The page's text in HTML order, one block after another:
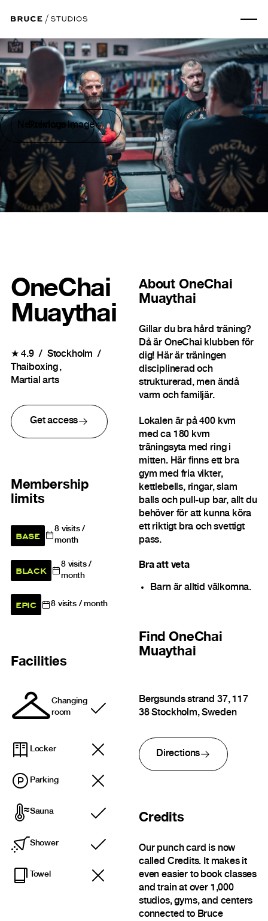
Previous image
Next image
OneChai
Muaythai
★4.9
Stockholm
Thaiboxing
Martial arts
Get access
Membership
limits
BASE 8visits /
month
BLACK 8visits /
month
EPIC 8visits / month
Facilities
Changing
room
Included
Locker
Parking
Sauna
Included
Shower
Included
Towel
About OneChai
Muaythai
Gillar du bra hård träning?
Då är OneChai klubben för
dig! Här är träningen
disciplinerad och
strukturerad, men ändå
varm och familjär.
Lokalen är på 400 kvm
med ca 180 kvm
träningsyta med ring i
mitten. Här finns ett bra
gym med fria vikter,
kettlebells, ringar, slam
balls och pull-up bar, allt du
behöver för att kunna köra
ett riktigt bra och svettigt
pass.
Bra att veta
Barn är alltid välkomna.
FindOneChai
Muaythai
Bergsunds strand 37, 117
38 Stockholm, Sweden
Directions
Credits
Our punch card is now
called Credits. It makes it
even easier to book classes
and train at over 1,000
studios, gyms, and centers
connected to Bruce